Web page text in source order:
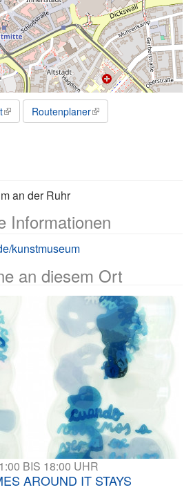
Routenplaner
an der Ruhr
Informationen
kunstmuseum
an diesem Ort
BIS 18:00 UHR
AROUND IT STAYS